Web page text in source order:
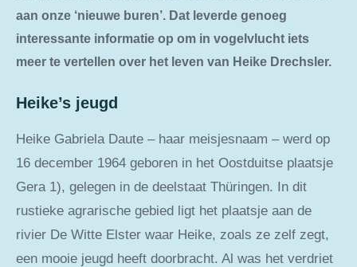
aan onze ‘nieuwe buren’. Dat leverde genoeg
interessante informatie op om in vogelvlucht iets
meer te vertellen over het leven van Heike Drechsler.
Heike’s jeugd
Heike Gabriela Daute – haar meisjesnaam – werd op
16 december 1964 geboren in het Oostduitse plaatsje
Gera 1), gelegen in de deelstaat Thüringen. In dit
rustieke agrarische gebied ligt het plaatsje aan de
rivier De Witte Elster waar Heike, zoals ze zelf zegt,
een mooie jeugd heeft doorbracht. Al was het verdriet